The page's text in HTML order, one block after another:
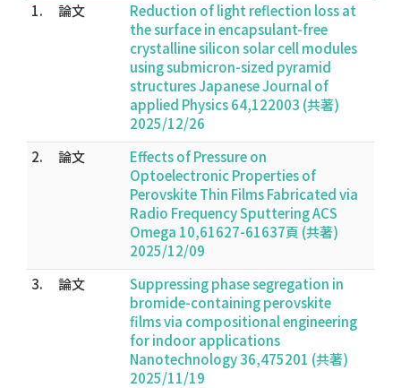
1.
論文
Reduction of light reflection loss at
the surface in encapsulant-free
crystalline silicon solar cell modules
using submicron-sized pyramid
structures Japanese Journal of
applied Physics 64,122003 (共著)
2025/12/26
2.
論文
Effects of Pressure on
Optoelectronic Properties of
Perovskite Thin Films Fabricated via
Radio Frequency Sputtering ACS
Omega 10,61627-61637頁 (共著)
2025/12/09
3.
論文
Suppressing phase segregation in
bromide-containing perovskite
films via compositional engineering
for indoor applications
Nanotechnology 36,475201 (共著)
2025/11/19